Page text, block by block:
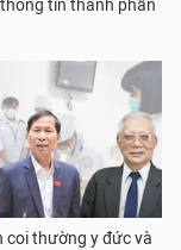
tin thành phần
coi thường y đức và